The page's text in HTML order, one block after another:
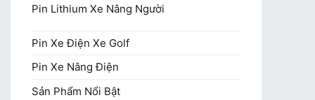
Pin Lithium Xe Nâng Người
Pin Xe Điện Xe Golf
Pin Xe Nâng Điện
Sản Phẩm Nổi Bật